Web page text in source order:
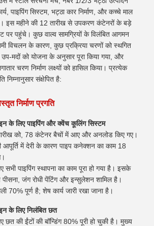
पाइपिंग सिस्टम, भट्ठा कार निर्माण, और कच्चे माल
इस महीने की 12 तारीख से उपकरण कंटेनरों के बड़े
पर पहुंचे। कुछ वाल्व सामग्रियों के विलंबित आगमन
विचलन के कारण, कुछ प्रक्रिया चरणों को स्थगित
उप-मदों को योजना के अनुसार पूरा किया गया, और
चरण निर्माण लक्ष्यों को हासिल किया। प्रत्येक
निम्नानुसार संक्षेपित है:
निर्माण प्रगति
के लिए पाइपिंग और क्वेंच कूलिंग सिस्टम
को, 78 कंटेनर बैचों में आए और अनलोड किए गए।
आपूर्ति में देरी के कारण पाइप कनेक्शन का काम 18
पाइपिंग स्थापना का काम पूरा हो गया है। इसके
पीसना, जंग रोधी पेंटिंग और इन्सुलेशन शामिल है।
70% पूर्ण है; शेष कार्य जारी रखा जाना है।
के लिए निलंबित छत
छत की ईंटों की बॉन्डिंग 80% पूरी हो चुकी है। मुख्य